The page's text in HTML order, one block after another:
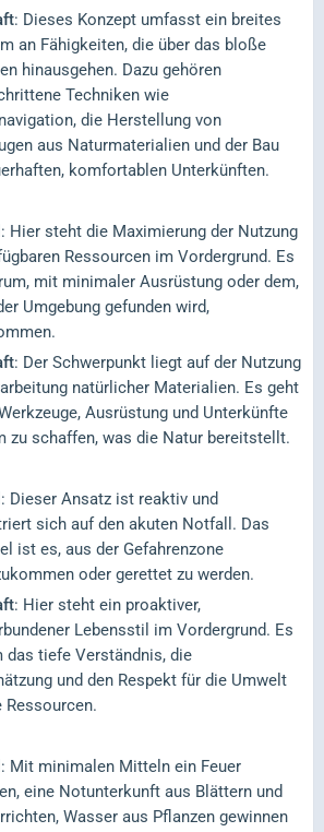
: Dieses Konzept umfasst ein breites
an Fähigkeiten, die über das bloße
hinausgehen. Dazu gehören
Techniken wie
die Herstellung von
aus Naturmaterialien und der Bau
komfortablen Unterkünften.
: Hier steht die Maximierung der Nutzung
Ressourcen im Vordergrund. Es
mit minimaler Ausrüstung oder dem,
Umgebung gefunden wird,
: Der Schwerpunkt liegt auf der Nutzung
natürlicher Materialien. Es geht
Ausrüstung und Unterkünfte
zu schaffen, was die Natur bereitstellt.
: Dieser Ansatz ist reaktiv und
sich auf den akuten Notfall. Das
ist es, aus der Gefahrenzone
oder gerettet zu werden.
: Hier steht ein proaktiver,
Lebensstil im Vordergrund. Es
das tiefe Verständnis, die
und den Respekt für die Umwelt
Ressourcen.
: Mit minimalen Mitteln ein Feuer
eine Notunterkunft aus Blättern und
Wasser aus Pflanzen gewinnen